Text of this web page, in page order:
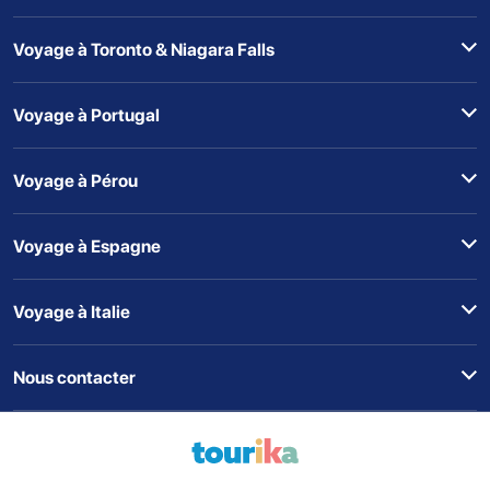
Voyage à Toronto & Niagara Falls
Voyage à Portugal
Voyage à Pérou
Voyage à Espagne
Voyage à Italie
Nous contacter